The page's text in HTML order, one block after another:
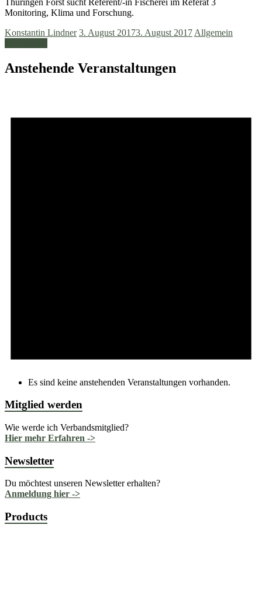
Monitoring, Klima und Forschung.
Konstantin Lindner 3. August 20173. August 2017 Allgemein
Anstehende Veranstaltungen
Es sind keine anstehenden Veranstaltungen vorhanden.
Mitglied werden
Wie werde ich Verbandsmitglied?
Hier mehr Erfahren ->
Newsletter
Du möchtest unseren Newsletter erhalten?
Anmeldung hier ->
Products